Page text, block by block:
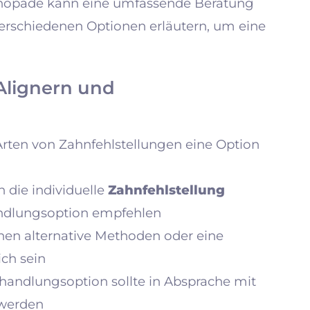
Optionen erläutern, um eine
und
von Zahnfehlstellungen eine Option
die individuelle Zahnfehlstellung
empfehlen
alternative Methoden oder eine
sein
sollte in Absprache mit